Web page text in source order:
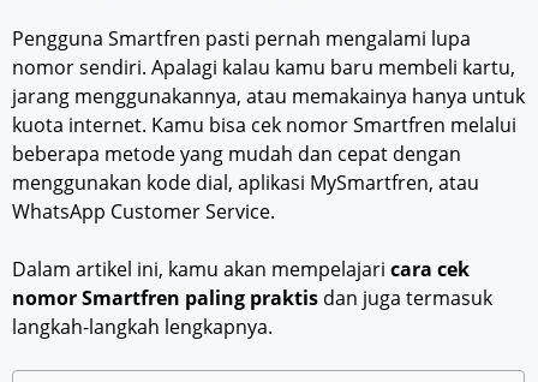
Pengguna Smartfren pasti pernah mengalami lupa
nomor sendiri. Apalagi kalau kamu baru membeli kartu,
jarang menggunakannya, atau memakainya hanya untuk
kuota internet. Kamu bisa cek nomor Smartfren melalui
beberapa metode yang mudah dan cepat dengan
menggunakan kode dial, aplikasi MySmartfren, atau
WhatsApp Customer Service.
Dalam artikel ini, kamu akan mempelajari cara cek
nomor Smartfren paling praktis dan juga termasuk
langkah-langkah lengkapnya.